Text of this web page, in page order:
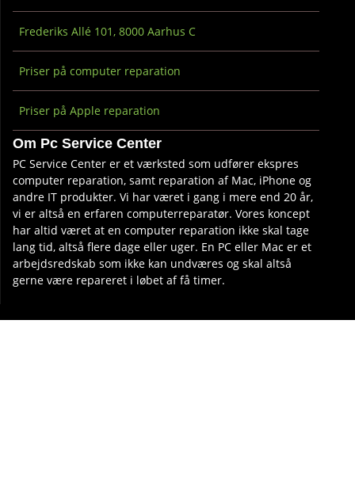
Frederiks Allé 101, 8000 Aarhus C
Priser på computer reparation
Priser på Apple reparation
Om Pc Service Center
PC Service Center er et værksted som udfører ekspres
computer reparation, samt reparation af Mac, iPhone og
andre IT produkter. Vi har været i gang i mere end 20 år,
vi er altså en erfaren computerreparatør. Vores koncept
har altid været at en computer reparation ikke skal tage
lang tid, altså flere dage eller uger. En PC eller Mac er et
arbejdsredskab som ikke kan undværes og skal altså
gerne være repareret i løbet af få timer.